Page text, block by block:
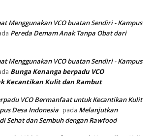
Menggunakan VCO buatan Sendiri - Kampus
Pereda Demam Anak Tanpa Obat dari
Menggunakan VCO buatan Sendiri - Kampus
Bunga Kenanga berpadu VCO
Kecantikan Kulit dan Rambut
VCO Bermanfaat untuk Kecantikan Kulit
Desa Indonesia pada Melanjutkan
Sehat dan Sembuh dengan Rawfood